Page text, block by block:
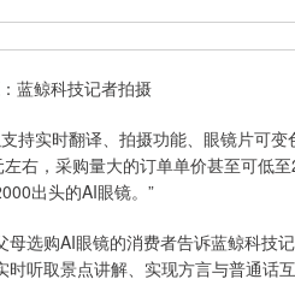
蓝鲸科技记者拍摄
实时翻译、拍摄功能、眼镜片可变
右，采购量大的订单单价甚至可低
出头的AI眼镜。”
购AI眼镜的消费者告诉蓝鲸科技
听取景点讲解、实现方言与普通话